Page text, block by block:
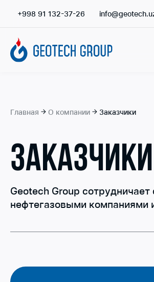
+998 91 132-37-26
Главная О компании Заказчики
Geotech Group
нефтегазовыми компаниями